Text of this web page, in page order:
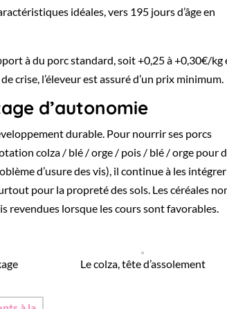
idéales, vers 195 jours d’âge en
à du porc standard, soit +0,25 à +0,30€/kg
crise, l’éleveur est assuré d’un prix minimum.
d’autonomie
durable. Pour nourrir ses porcs
colza / blé / orge / pois / blé / orge pour
d’usure des vis), il continue à les intégrer
pour la propreté des sols. Les céréales
revendues lorsque les cours sont favorables.
Le colza, tête d’assolement